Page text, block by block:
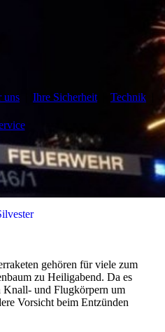
uns Ihre Sicherheit Technik
gehören für viele zum
zu Heiligabend. Da es
Knall- und Flugkörpern um
Vorsicht beim Entzünden